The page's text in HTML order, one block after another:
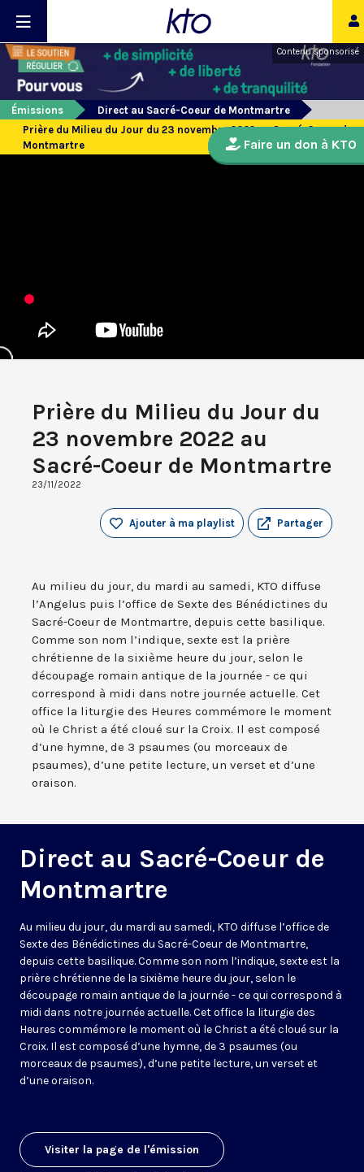
Contenu sponsorisé
Émissions
Direct au Sacré-Coeur de Montmartre
Prière du Milieu du Jour du 23 novembre 2022 au Sacré-Coeur de
Montmartre
Prière du Milieu du Jour du
23 novembre 2022 au
Sacré-Coeur de Montmartre
23/11/2022
Partager
Ajouter à ma playlist
Au milieu du jour, du mardi au samedi, KTO diffuse
l’Angelus puis l’office de Sexte des Bénédictines du
Sacré-Coeur de Montmartre, depuis cette basilique.
Comme son nom l’indique, sexte est la prière
chrétienne de la sixième heure du jour, selon le
découpage romain antique de la journée - ce qui
correspond à midi dans notre journée actuelle. Cet
office la liturgie des Heures commémore le moment
où le Christ a été cloué sur la Croix. Il est composé
d’une hymne, de 3 psaumes (ou morceaux de
psaumes), d’une petite lecture, un verset et d’une
oraison.
Direct au Sacré-Coeur de
Montmartre
Au milieu du jour, du mardi au samedi, KTO diffuse l’office de
Sexte des Bénédictines du Sacré-Coeur de Montmartre,
depuis cette basilique. Comme son nom l’indique, sexte est la
prière chrétienne de la sixième heure du jour, selon le
découpage romain antique de la journée - ce qui correspond à
midi dans notre journée actuelle. Cet office la liturgie des
Heures commémore le moment où le Christ a été cloué sur la
Croix. Il est composé d’une hymne, de 3 psaumes (ou
morceaux de psaumes), d’une petite lecture, un verset et
d’une oraison.
Visiter la page de l'émission
Faire un don à KTO